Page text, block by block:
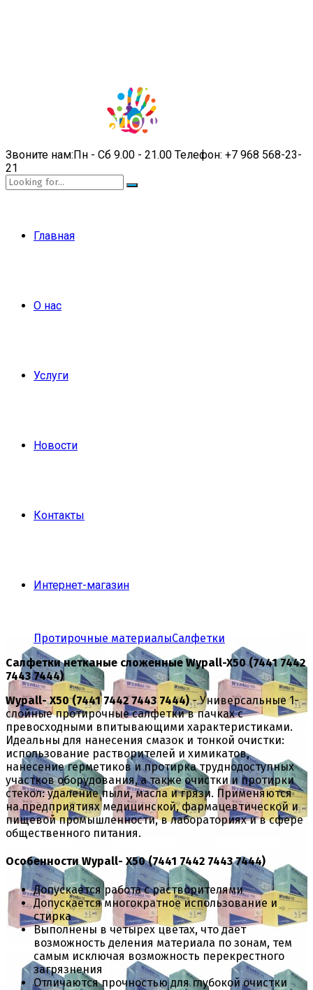
Звоните нам:Пн - Сб 9.00 - 21.00 Телефон: +7 968 568-23-
21
Главная
О нас
Услуги
Новости
Контакты
Интернет-магазин
Протирочные материалыСалфетки
Салфетки нетканые сложенные Wypall-X50 (7441 7442
7443 7444)
Wypall- X50 (7441 7442 7443 7444)- Универсальные 1-
слойные протирочные салфетки в пачках с
превосходными впитывающими характеристиками.
Идеальны для нанесения смазок и тонкой очистки:
использование растворителей и химикатов,
нанесение герметиков и протирка труднодоступных
участков оборудования, а также очистки и протирки
стекол: удаление пыли, масла и грязи. Применяются
на предприятиях медицинской, фармацевтической и
пищевой промышленности, в лабораториях и в сфере
общественного питания.
Особенности Wypall- X50 (7441 7442 7443 7444)
Допускается работа с растворителями
Допускается многократное использование и
стирка
Выполнены в четырех цветах, что дает
возможность деления материала по зонам, тем
самым исключая возможность перекрестного
загрязнения
Отличаются прочностью для глубокой очистки